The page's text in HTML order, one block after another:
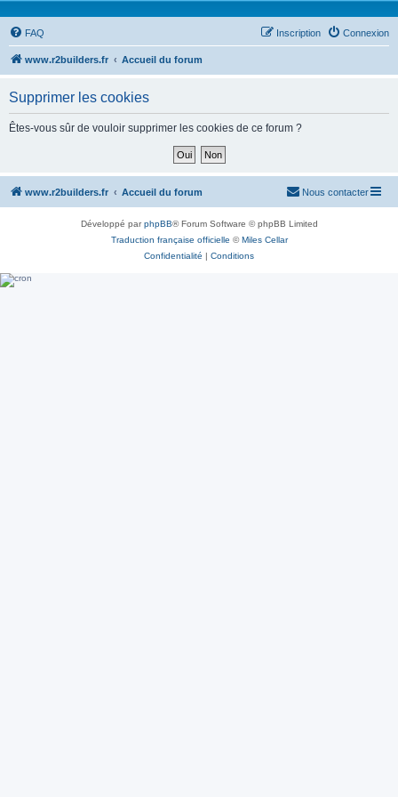
FAQ Connexion
Inscription
www.r2builders.fr Accueil du forum
Supprimer les cookies
Êtes-vous sûr de vouloir supprimer les cookies de ce forum ?
www.r2builders.fr Accueil du forum Nous contacter
Développé parphpBB® Forum Software © phpBB Limited
Traduction française officielle ©Miles Cellar
Confidentialité | Conditions